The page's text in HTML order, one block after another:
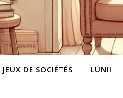
JEUX DE SOCIÉTÉS LUNII